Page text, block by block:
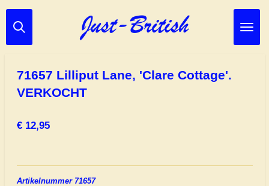
Ga
direct
71657 Lilliput Lane, 'Clare Cottage'.
VERKOCHT
€ 12,95
Artikelnummer 71657